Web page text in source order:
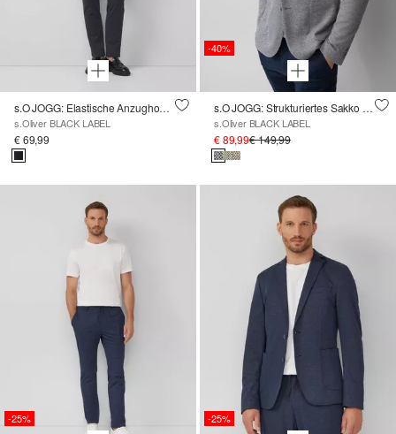
s.O JOGG: Elastische Anzughose Strukturmuster
s.Oliver BLACK LABEL
€ 69,99
-40%
s.O JOGG: Strukturiertes Sakko aus meliertem Jersey
s.Oliver BLACK LABEL
€ 89,99€ 149,99
-25% -25%